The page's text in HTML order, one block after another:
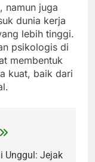
namun juga
dunia kerja
lebih tinggi.
psikologis di
membentuk
kuat, baik dari
Unggul: Jejak